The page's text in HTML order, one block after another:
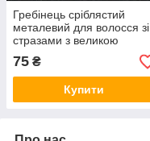
Гребінець сріблястий
металевий для волосся зі
стразами з великою
перлиною квіточок
пелюстки розмір 10х4 см
75 ₴
Купити